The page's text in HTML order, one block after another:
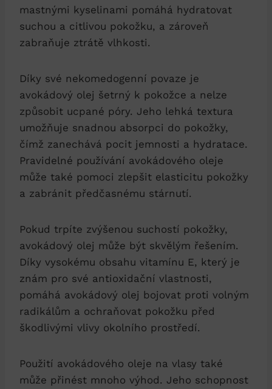
mastnými kyselinami pomáhá hydratovat
suchou a citlivou pokožku, a zároveň
zabraňuje ztrátě vlhkosti.
Díky své nekomedogenní povaze je
avokádový olej šetrný k pokožce a nelze
způsobit ucpané póry. Jeho lehká textura
umožňuje snadnou absorpci do pokožky,
čímž zanechává pocit jemnosti a hydratace.
Pravidelné používání avokádového oleje
může také pomoci zlepšit elasticitu pokožky
a zabránit předčasnému stárnutí.
Pokud trpíte zvýšenou suchostí pokožky,
avokádový olej může být skvělým řešením.
Díky vysokému obsahu vitamínu E, který je
znám pro své antioxidační vlastnosti,
pomáhá avokádový olej bojovat proti volným
radikálům a ochraňovat pokožku před
škodlivými vlivy okolního prostředí.
Použití avokádového oleje na vlasy také
může přinést mnoho výhod. Jeho schopnost